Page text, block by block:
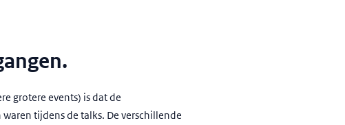
grotere events) is dat de
tijdens de talks. De verschillende